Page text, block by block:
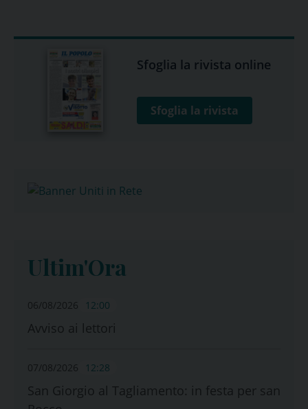
Sfoglia la rivista online
Sfoglia la rivista
Ultim'Ora
06/08/2026 12:00
Avviso ai lettori
07/08/2026 12:28
San Giorgio al Tagliamento: in festa per san